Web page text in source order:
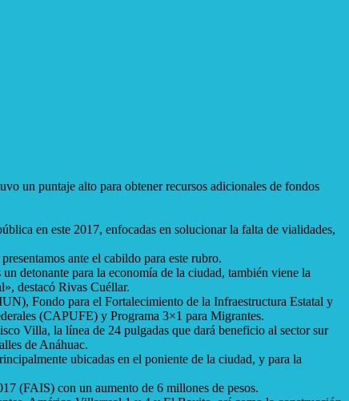
un puntaje alto para obtener recursos adicionales de fondos
en este 2017, enfocadas en solucionar la falta de vialidades,
ante el cabildo para este rubro.
detonante para la economía de la ciudad, también viene la
destacó Rivas Cuéllar.
Fondo para el Fortalecimiento de la Infraestructura Estatal y
(CAPUFE) y Programa 3×1 para Migrantes.
Villa, la línea de 24 pulgadas que dará beneficio al sector sur
de Anáhuac.
ubicadas en el poniente de la ciudad, y para la
(FAIS) con un aumento de 6 millones de pesos.